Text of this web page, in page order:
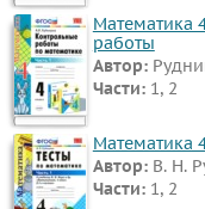
Математика
работы
Автор:
Части: 1, 2
Математика
Автор: В. Н.
Части: 1, 2